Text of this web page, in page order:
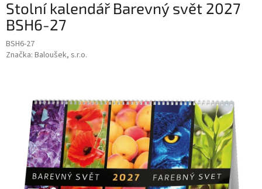
Stolní kalendář Barevný svět 2027
BSH6-27
BSH6-27
Značka: Baloušek, s.r.o.